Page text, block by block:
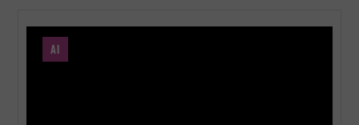
AI